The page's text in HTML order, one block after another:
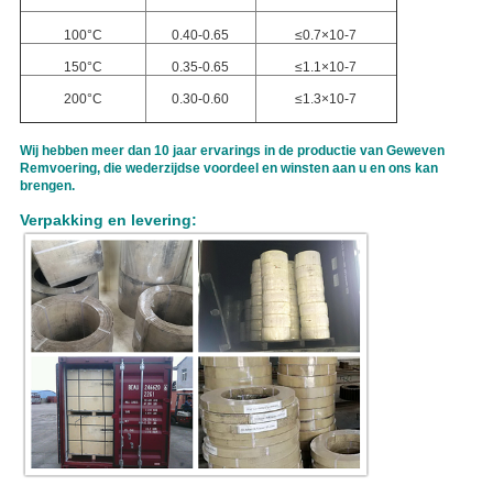
100°C 0.40-0.65 ≤0.7×10-7
150°C 0.35-0.65 ≤1.1×10-7
200°C 0.30-0.60 ≤1.3×10-7
Wij hebben meer dan 10 jaar ervarings in de productie van Geweven
Remvoering, die wederzijdse voordeel en winsten aan u en ons kan
brengen.
Verpakking en levering: